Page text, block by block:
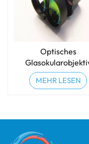
Optisches
MEHR LESEN